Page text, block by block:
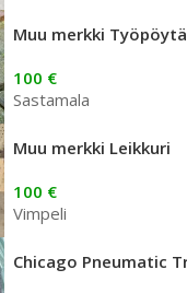
Muu merkki Työpöytä
100 €
Sastamala
Muu merkki Leikkuri
100 €
Vimpeli